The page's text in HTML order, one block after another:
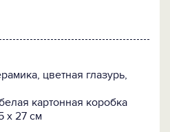
цветная глазурь,
картонная коробка
x 27 см